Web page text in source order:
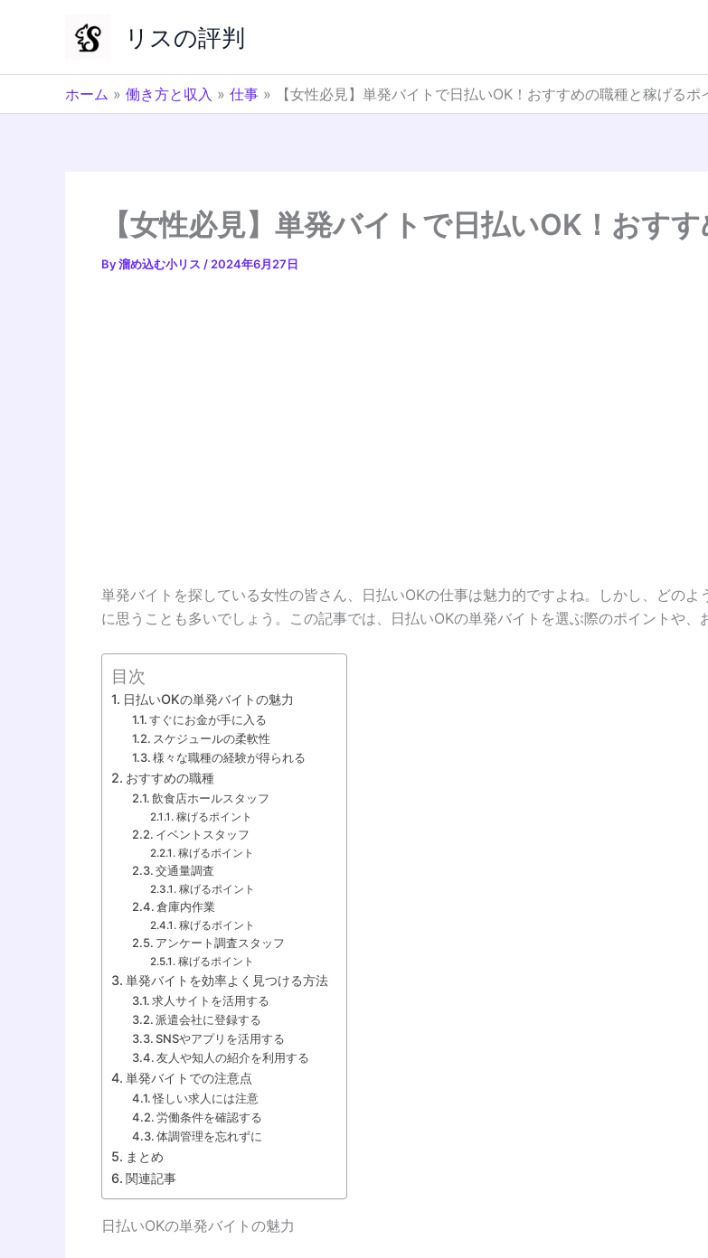
リスの評判
ホーム » 働き方と収入 » 仕事 » 【女性必見】単発バイトで日払いOK！おすすめの職種と稼げるポ
【女性必見】単発バイトで日払いOK！おす
By溜め込む小リス / 2024年6月27日
単発バイトを探している女性の皆さん、日払いOKの仕事は魅力的ですよね。しかし、どの
に思うことも多いでしょう。この記事では、日払いOKの単発バイトを選ぶ際のポイントや、
目次
日払いOKの単発バイトの魅力
すぐにお金が手に入る
スケジュールの柔軟性
様々な職種の経験が得られる
おすすめの職種
飲食店ホールスタッフ
稼げるポイント
イベントスタッフ
稼げるポイント
交通量調査
稼げるポイント
倉庫内作業
稼げるポイント
アンケート調査スタッフ
稼げるポイント
単発バイトを効率よく見つける方法
求人サイトを活用する
派遣会社に登録する
SNSやアプリを活用する
友人や知人の紹介を利用する
単発バイトでの注意点
怪しい求人には注意
労働条件を確認する
体調管理を忘れずに
まとめ
関連記事
日払いOKの単発バイトの魅力